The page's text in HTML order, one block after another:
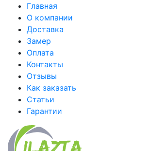
Главная
О компании
Доставка
Замер
Оплата
Контакты
Отзывы
Как заказать
Статьи
Гарантии